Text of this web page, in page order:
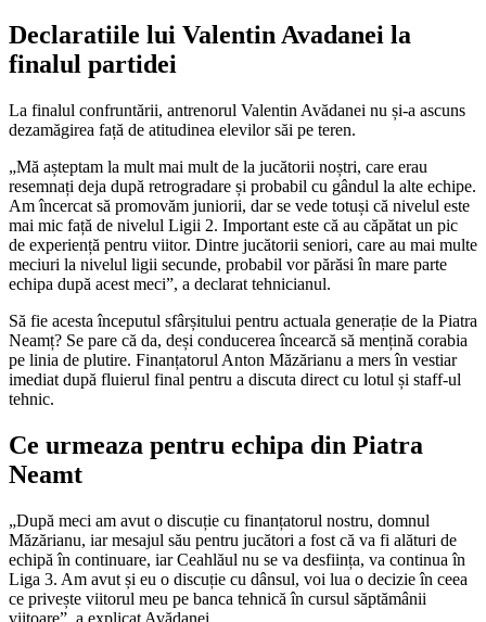
Declaratiile lui Valentin Avadanei la
finalul partidei
La finalul confruntării, antrenorul Valentin Avădanei nu și-a ascuns
dezamăgirea față de atitudinea elevilor săi pe teren.
„Mă așteptam la mult mai mult de la jucătorii noștri, care erau
resemnați deja după retrogradare și probabil cu gândul la alte echipe.
Am încercat să promovăm juniorii, dar se vede totuși că nivelul este
mai mic față de nivelul Ligii 2. Important este că au căpătat un pic
de experiență pentru viitor. Dintre jucătorii seniori, care au mai multe
meciuri la nivelul ligii secunde, probabil vor părăsi în mare parte
echipa după acest meci”, a declarat tehnicianul.
Să fie acesta începutul sfârșitului pentru actuala generație de la Piatra
Neamț? Se pare că da, deși conducerea încearcă să mențină corabia
pe linia de plutire. Finanțatorul Anton Măzărianu a mers în vestiar
imediat după fluierul final pentru a discuta direct cu lotul și staff-ul
tehnic.
Ce urmeaza pentru echipa din Piatra
Neamt
„După meci am avut o discuție cu finanțatorul nostru, domnul
Măzărianu, iar mesajul său pentru jucători a fost că va fi alături de
echipă în continuare, iar Ceahlăul nu se va desființa, va continua în
Liga 3. Am avut și eu o discuție cu dânsul, voi lua o decizie în ceea
ce privește viitorul meu pe banca tehnică în cursul săptămânii
viitoare”, a explicat Avădanei.